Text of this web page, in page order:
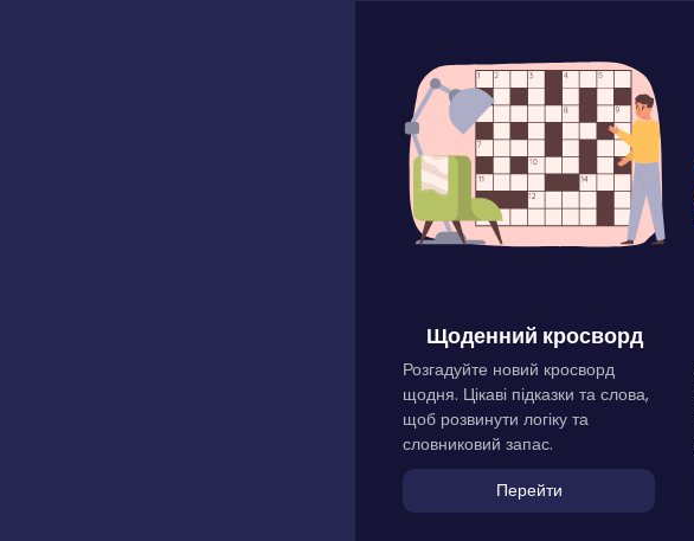
Щоденний кросворд
Розгадуйте новий кросворд
щодня. Цікаві підказки та слова,
щоб розвинути логіку та
словниковий запас.
Перейти